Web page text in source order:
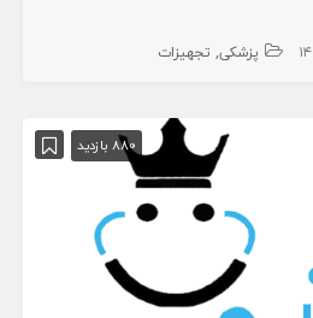
پزشکی تجهیزات
880 بازدید